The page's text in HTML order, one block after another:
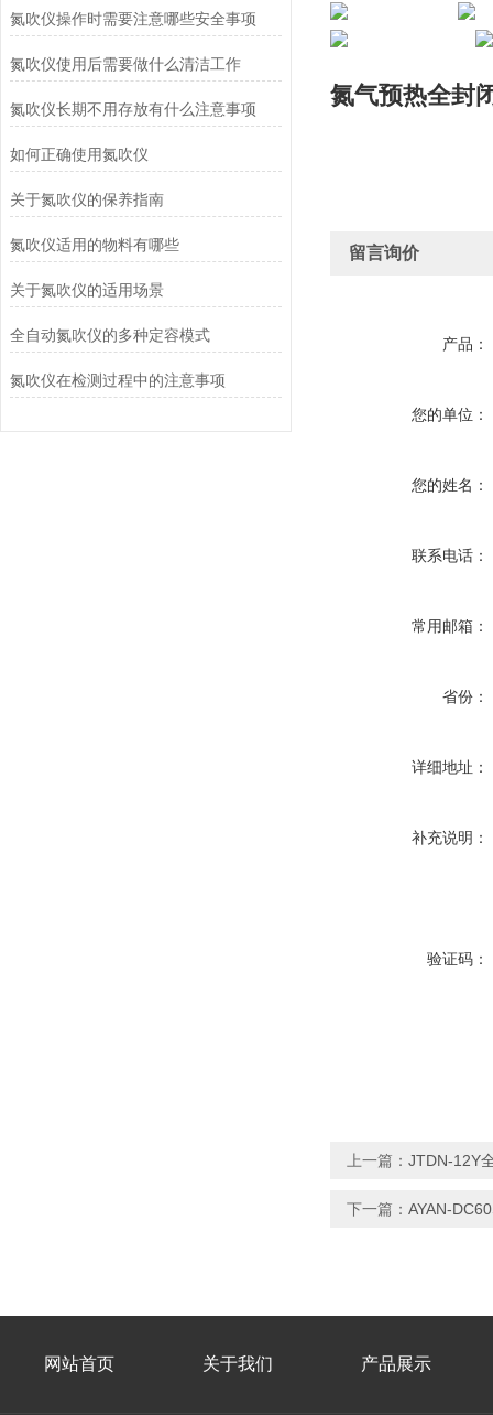
氮吹仪操作时需要注意哪些安全事项
氮吹仪使用后需要做什么清洁工作
氮吹仪长期不用存放有什么注意事项
如何正确使用氮吹仪
关于氮吹仪的保养指南
氮吹仪适用的物料有哪些
关于氮吹仪的适用场景
全自动氮吹仪的多种定容模式
氮吹仪在检测过程中的注意事项
氮气预热全封
留言询价
产品：
您的单位：
您的姓名：
联系电话：
常用邮箱：
省份：
详细地址：
补充说明：
验证码：
上一篇： JTDN-12Y
下一篇： AYAN-
网站首页 关于我们 产品展示